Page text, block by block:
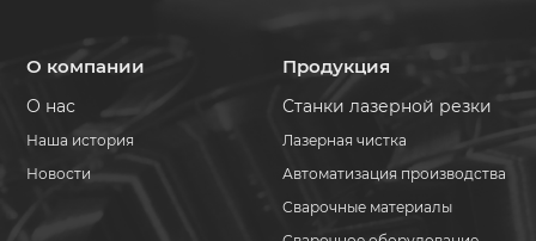
О компании
О нас
Наша история
Новости
Продукция
Станки лазерной резки
Лазерная чистка
Автоматизация производства
Сварочные материалы